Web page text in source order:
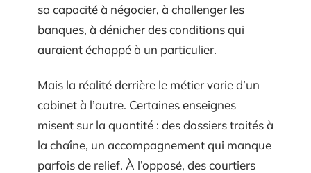
sa capacité à négocier, à challenger les
banques, à dénicher des conditions qui
auraient échappé à un particulier.
Mais la réalité derrière le métier varie d’un
cabinet à l’autre. Certaines enseignes
misent sur la quantité : des dossiers traités à
la chaîne, un accompagnement qui manque
parfois de relief. À l’opposé, des courtiers